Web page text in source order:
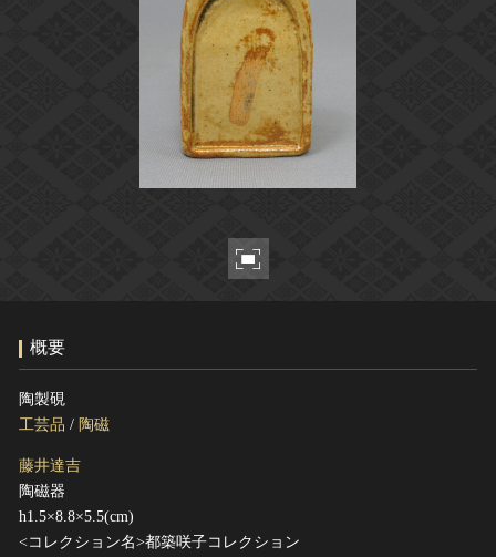
動画で見る無形の文化財
媒体資料・関連記事等
博物館、美術館の皆さまへ
文化庁よりご挨拶
ヘルプ
文化遺産データベース
国指定文化財等データベース
概要
陶製硯
工芸品 / 陶磁
藤井達吉
陶磁器
h1.5×8.8×5.5(cm)
<コレクション名>都築咲子コレクション